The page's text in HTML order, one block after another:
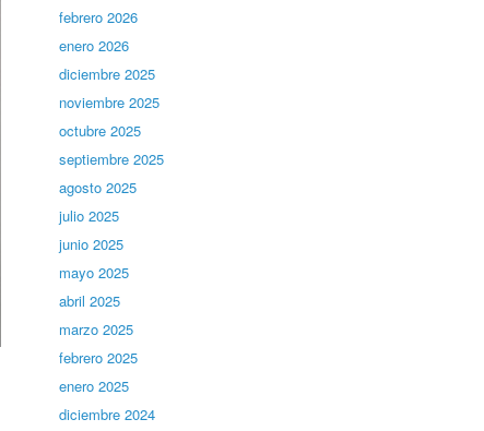
febrero 2026
enero 2026
diciembre 2025
noviembre 2025
octubre 2025
septiembre 2025
agosto 2025
julio 2025
junio 2025
mayo 2025
abril 2025
marzo 2025
febrero 2025
enero 2025
diciembre 2024